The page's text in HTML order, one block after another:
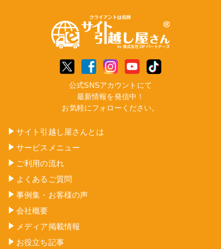
公式SNSアカウントにて
最新情報を発信中！
お気軽にフォローください。
サイト引越し屋さんとは
サービスメニュー
ご利用の流れ
よくあるご質問
事例集・お客様の声
会社概要
メディア掲載情報
お役立ち記事